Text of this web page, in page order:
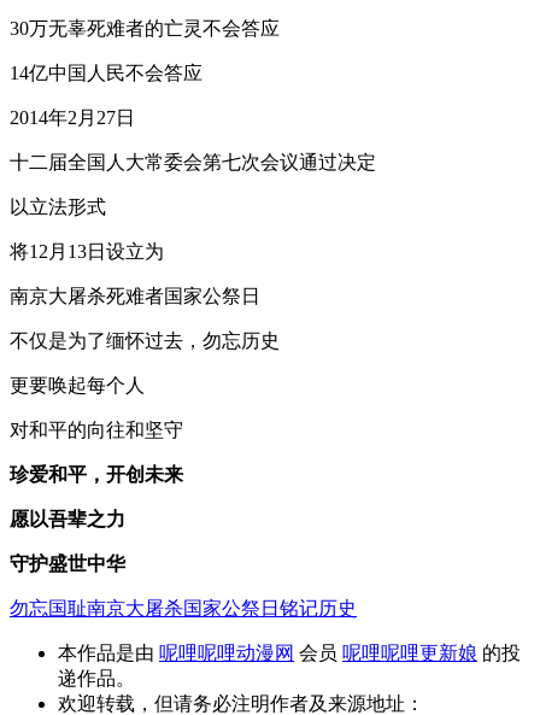
30万无辜死难者的亡灵不会答应
14亿中国人民不会答应
2014年2月27日
十二届全国人大常委会第七次会议通过决定
以立法形式
将12月13日设立为
南京大屠杀死难者国家公祭日
不仅是为了缅怀过去，勿忘历史
更要唤起每个人
对和平的向往和坚守
珍爱和平，开创未来
愿以吾辈之力
守护盛世中华
勿忘国耻南京大屠杀国家公祭日 铭记历史
本作品是由 呢哩呢哩动漫网 会员 呢哩呢哩更新娘 的投
递作品。
欢迎转载，但请务必注明作者及来源地址：